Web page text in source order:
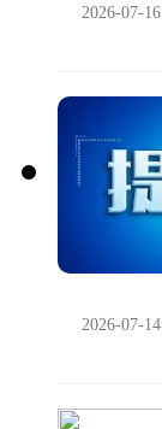
2026-07-
2026-07-